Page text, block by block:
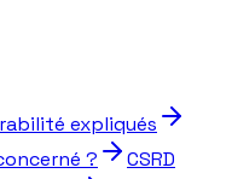
expliqués
?
CSRD